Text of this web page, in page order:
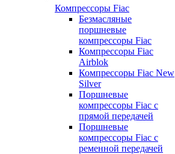
Компрессоры Fiac
Безмасляные
поршневые
компрессоры Fiac
Компрессоры Fiac
Airblok
Компрессоры Fiac New
Silver
Поршневые
компрессоры Fiac с
прямой передачей
Поршневые
компрессоры Fiac с
ременной передачей